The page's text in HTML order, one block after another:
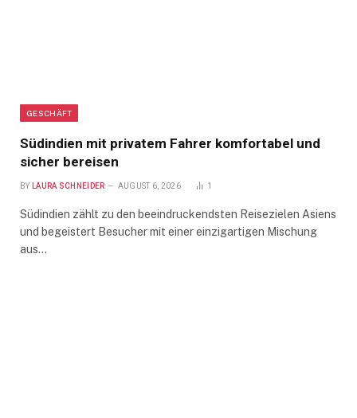
GESCHÄFT
Südindien mit privatem Fahrer komfortabel und
sicher bereisen
BY LAURA SCHNEIDER AUGUST 6, 2026 1
Südindien zählt zu den beeindruckendsten Reisezielen Asiens
und begeistert Besucher mit einer einzigartigen Mischung
aus…